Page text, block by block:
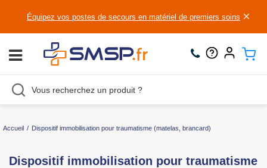
Équipez vos postes de secours en matériel de premiers soins ×
Accueil / Dispositif immobilisation pour traumatisme (matelas, brancard)
Dispositif immobilisation pour traumatisme